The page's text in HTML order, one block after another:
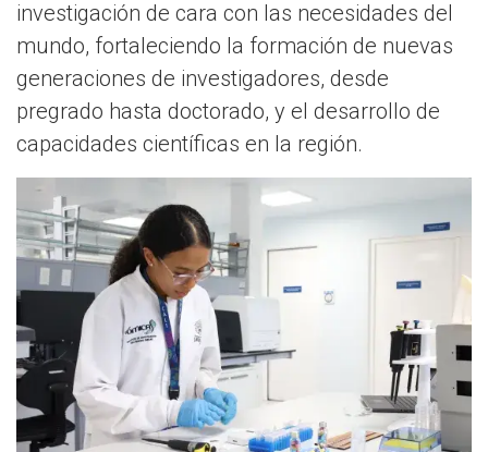
investigación de cara con las necesidades del
mundo, fortaleciendo la formación de nuevas
generaciones de investigadores, desde
pregrado hasta doctorado, y el desarrollo de
capacidades científicas en la región.